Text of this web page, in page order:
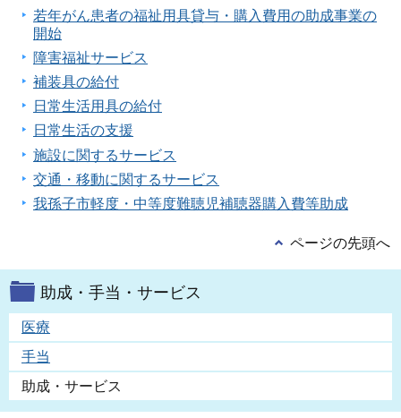
若年がん患者の福祉用具貸与・購入費用の助成事業の
開始
障害福祉サービス
補装具の給付
日常生活用具の給付
日常生活の支援
施設に関するサービス
交通・移動に関するサービス
我孫子市軽度・中等度難聴児補聴器購入費等助成
ページの先頭へ
助成・手当・サービス
医療
手当
助成・サービス